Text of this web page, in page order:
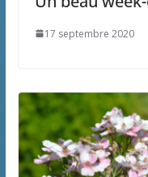
17 septembre 2020